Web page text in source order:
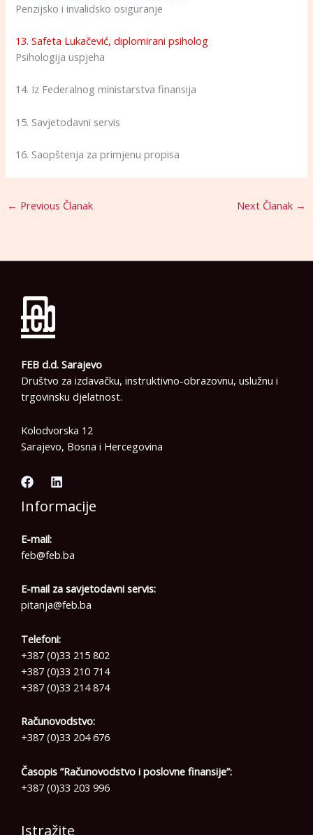
Penzijsko i invalidsko osiguranje
13. Safeta Lukačević, diplomirani psiholog
Psihologija uspjeha
14. Iz Federalnog ministarstva finansija
15. Savjetodavni servis
16. Saopštenja za primjenu propisa
← Previous Članak Next Članak →
FEB d.d. Sarajevo
Društvo za izdavačku, instruktivno-obrazovnu, uslužnu i
trgovinsku djelatnost.
Kolodvorska 12
Sarajevo, Bosna i Hercegovina
Informacije
E-mail:
feb@feb.ba
E-mail za savjetodavni servis:
pitanja@feb.ba
Telefoni:
+387 (0)33 215 802
+387 (0)33 210 714
+387 (0)33 214 874
Računovodstvo:
+387 (0)33 204 676
Časopis ”Računovodstvo i poslovne finansije”:
+387 (0)33 203 996
Istražite